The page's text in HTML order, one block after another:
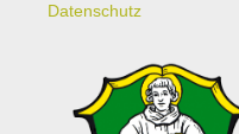
Datenschutz